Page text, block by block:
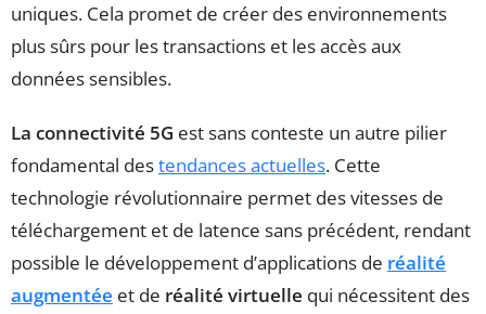
uniques. Cela promet de créer des environnements
plus sûrs pour les transactions et les accès aux
données sensibles.
La connectivité 5G est sans conteste un autre pilier
fondamental destendances actuelles. Cette
technologie révolutionnaire permet des vitesses de
téléchargement et de latence sans précédent, rendant
possible le développement d’applications de réalité
augmentée et de réalité virtuelle qui nécessitent des